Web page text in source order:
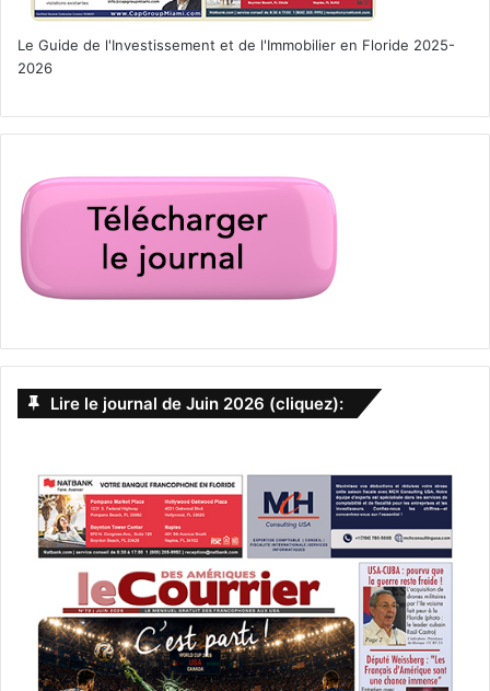
Le Guide de l'Investissement et de l'Immobilier en Floride 2025-
2026
Lire le journal de Juin 2026 (cliquez):